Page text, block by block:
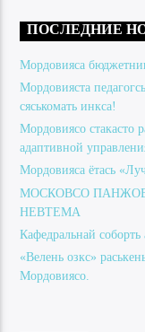
ПОСЛЕДНИЕ
Мордовияса
Мордовияста
сяськомать инкса!
Мордовиясо стакасто
адаптивной
Мордовияса ётась
МОСКОВСО
НЕВТЕМА
Кафедральнай
«Велень озкс»
Мордовиясо.